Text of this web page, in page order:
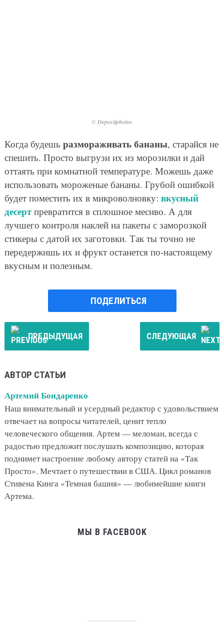
© Depositphotos
Когда будешь размораживать бананы, старайся не
спешить. Просто выгрузи их из морозилки и дай
оттаять при комнатной температуре. Можешь даже
использовать мороженые бананы. Грубой ошибкой
будет поместить их в микроволновку: вкусный
десертпревратится в сплошное месиво. А для
лучшего контроля наклей на пакеты с заморозкой
стикеры с датой их заготовки. Так ты точно не
передержишь их и фрукт останется по-настоящему
вкусным и полезным.
ПОДЕЛИТЬСЯ
ПРЕДЫДУЩАЯ СЛЕДУЮЩАЯ
АВТОР СТАТЬИ
Артемий Бондаренко
Наш внимательный и усердный редактор с удовольствием
отвечает на вопросы читателей, ценит тепло
человеческого общения. Артем — меломан, всегда с
радостью предложит послушать композицию, которая
поднимет настроение любому автору статей на «Так
Просто». Мечтает о путешествии в США. Цикл романов
Стивена Кинга «Темная башня» — любимейшие книги
Артема.
МЫ В FACEBOOK